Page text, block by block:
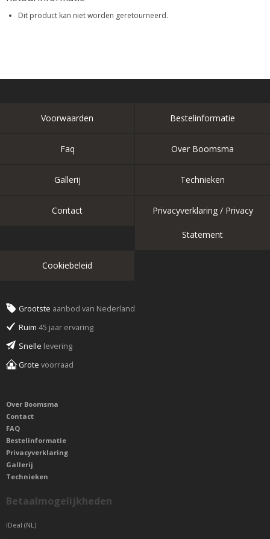
Dit product kan niet worden geretourneerd.
Voorwaarden Bestelinformatie
Faq Over Boomsma
Gallerij Technieken
Contact Privacyverklaring / Privacy
Statement
Cookiebeleid
Grootste aanbod van Nederland
Ruim 45 jaar ervaring
Snelle levering
Grote voorraad
Over Boomsma
Contact
FAQ
Bestelinformatie
Privacyverklaring
Gallerij
Technieken
Betaalmogelijkheden
IDeal (NL)